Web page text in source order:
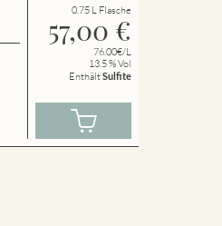
0.75 L Flasche
57,00 €
76.00€/L
13.5 % Vol
EnthältSulfite